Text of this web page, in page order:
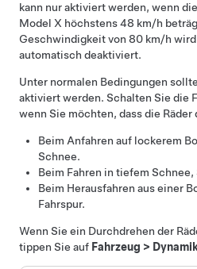
kann nur aktiviert werden, wenn
Model X höchstens48 km/h
Geschwindigkeit von 80 km/h wird
automatisch deaktiviert.
Unter normalen Bedingungen sollte
aktiviert werden. Schalten Sie die
wenn Sie möchten, dass die Räder
Beim Anfahren auf lockerem
Schnee.
Beim Fahren in tiefem Schnee,
Beim Herausfahren aus einer
Fahrspur.
Wenn Sie ein Durchdrehen der
tippen Sie auf Fahrzeug >